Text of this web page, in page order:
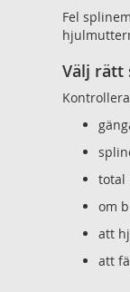
Fel
Välj rätt
total
om
att
att